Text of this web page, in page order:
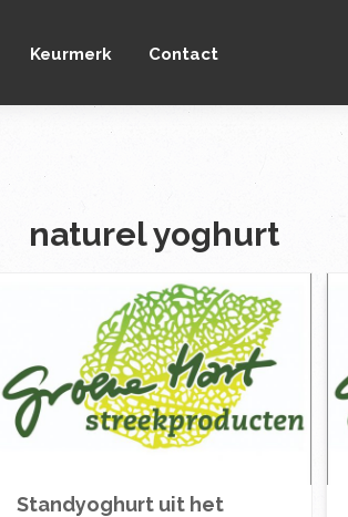
Keurmerk Contact
naturel yoghurt
Standyoghurt uit het